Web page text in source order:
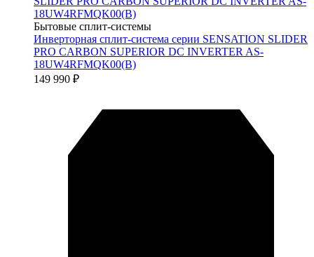
Бытовые сплит-системы
Инверторная сплит-система серии SENSATION SLIDER
PRO CARBON SUPERIOR DC INVERTER AS-
18UW4RFMQK00(B)
149 990 ₽